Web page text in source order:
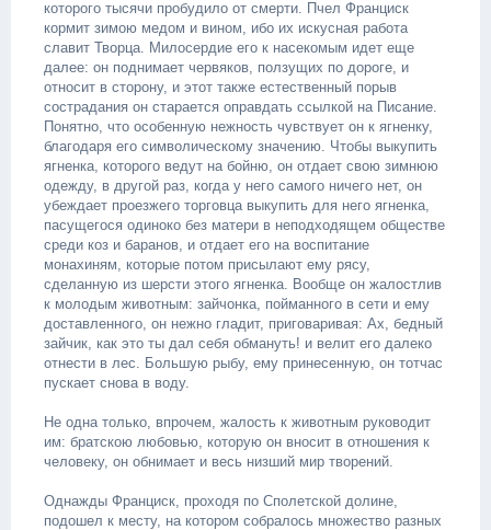
которого тысячи пробудило от смерти. Пчел Франциск
кормит зимою медом и вином, ибо их искусная работа
славит Творца. Милосердие его к насекомым идет еще
далее: он поднимает червяков, ползущих по дороге, и
относит в сторону, и этот также естественный порыв
сострадания он старается оправдать ссылкой на Писание.
Понятно, что особенную нежность чувствует он к ягненку,
благодаря его символическому значению. Чтобы выкупить
ягненка, которого ведут на бойню, он отдает свою зимнюю
одежду, в другой раз, когда у него самого ничего нет, он
убеждает проезжего торговца выкупить для него ягненка,
пасущегося одиноко без матери в неподходящем обществе
среди коз и баранов, и отдает его на воспитание
монахиням, которые потом присылают ему рясу,
сделанную из шерсти этого ягненка. Вообще он жалостлив
к молодым животным: зайчонка, пойманного в сети и ему
доставленного, он нежно гладит, приговаривая: Ах, бедный
зайчик, как это ты дал себя обмануть! и велит его далеко
отнести в лес. Большую рыбу, ему принесенную, он тотчас
пускает снова в воду.
Не одна только, впрочем, жалость к животным руководит
им: братскою любовью, которую он вносит в отношения к
человеку, он обнимает и весь низший мир творений.
Однажды Франциск, проходя по Сполетской долине,
подошел к месту, на котором собралось множество разных